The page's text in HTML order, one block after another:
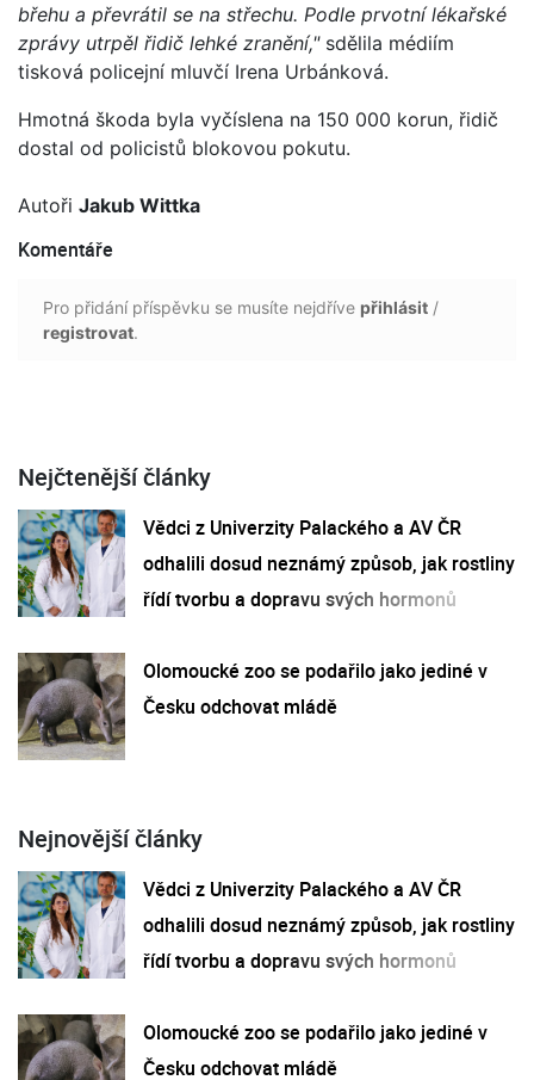
břehu a převrátil se na střechu. Podle prvotní lékařské
zprávy utrpěl řidič lehké zranění," sdělila médiím
tisková policejní mluvčí Irena Urbánková.
Hmotná škoda byla vyčíslena na 150 000 korun, řidič
dostal od policistů blokovou pokutu.
Autoři Jakub Wittka
Komentáře
Pro přidání příspěvku se musíte nejdříve přihlásit /
registrovat.
Nejčtenější články
Vědci z Univerzity Palackého a AV ČR
odhalili dosud neznámý způsob, jak rostliny
řídí tvorbu a dopravu svých hormonů
Olomoucké zoo se podařilo jako jediné v
Česku odchovat mládě
Nejnovější články
Vědci z Univerzity Palackého a AV ČR
odhalili dosud neznámý způsob, jak rostliny
řídí tvorbu a dopravu svých hormonů
Olomoucké zoo se podařilo jako jediné v
Česku odchovat mládě